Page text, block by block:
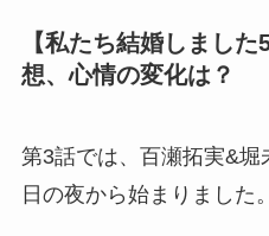
【私たち結婚しまし
想、心情の変化は？
第3話では、百瀬拓実&
日の夜から始まりました。